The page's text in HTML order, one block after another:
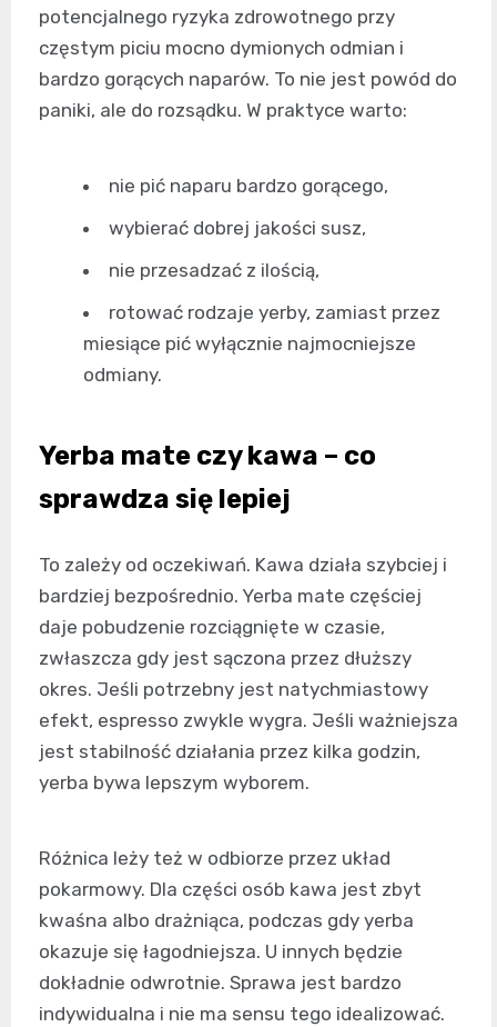
potencjalnego ryzyka zdrowotnego przy
częstym piciu mocno dymionych odmian i
bardzo gorących naparów. To nie jest powód do
paniki, ale do rozsądku. W praktyce warto:
nie pić naparu bardzo gorącego,
wybierać dobrej jakości susz,
nie przesadzać z ilością,
rotować rodzaje yerby, zamiast przez
miesiące pić wyłącznie najmocniejsze
odmiany.
Yerba mate czy kawa – co
sprawdza się lepiej
To zależy od oczekiwań. Kawa działa szybciej i
bardziej bezpośrednio. Yerba mate częściej
daje pobudzenie rozciągnięte w czasie,
zwłaszcza gdy jest sączona przez dłuższy
okres. Jeśli potrzebny jest natychmiastowy
efekt, espresso zwykle wygra. Jeśli ważniejsza
jest stabilność działania przez kilka godzin,
yerba bywa lepszym wyborem.
Różnica leży też w odbiorze przez układ
pokarmowy. Dla części osób kawa jest zbyt
kwaśna albo drażniąca, podczas gdy yerba
okazuje się łagodniejsza. U innych będzie
dokładnie odwrotnie. Sprawa jest bardzo
indywidualna i nie ma sensu tego idealizować.